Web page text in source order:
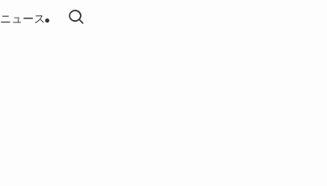
ニュース